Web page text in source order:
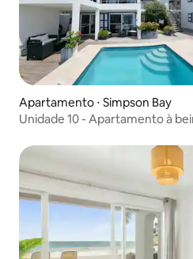
Apartamento ⋅ Simpson Bay
Unidade 10 - Apartamento à